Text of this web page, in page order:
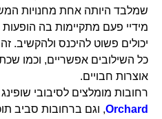
שמלבד היותה אחת מחנויות
מידיי פעם מתקיימות בה
יכולים פשוט להיכנס ולהקשיב.
כל השילובים אפשריים, וכמו
אוצרות חבויים.
רחובות מומלצים לסיבובי
Orchard, וגם ברחובות סביב